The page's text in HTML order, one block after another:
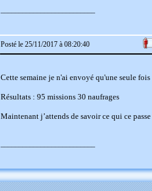
Posté le 25/11/2017 à 08:20:40
Cette semaine je n'ai envoyé qu'une seule
Résultats : 95 missions 30 naufrages
Maintenant j’attends de savoir ce qui ce